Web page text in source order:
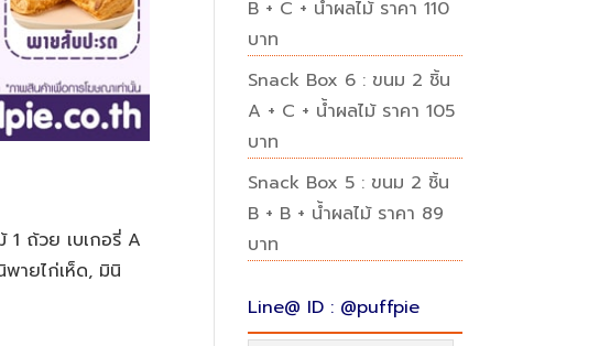
1 ถ้วย เบเกอรี่ A
พายไก่เห็ด, มินิ
B + C + น้ำผลไม้ ราคา 110
บาท
Snack Box 6 : ขนม 2 ชิ้น
A + C + น้ำผลไม้ ราคา 105
บาท
Snack Box 5 : ขนม 2 ชิ้น
B + B + น้ำผลไม้ ราคา 89
บาท
Line@ ID : @puffpie